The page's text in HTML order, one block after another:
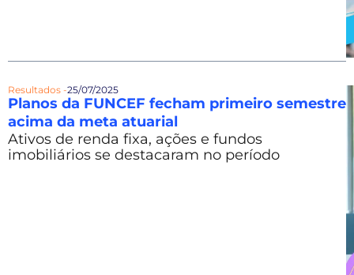
Resultados -25/07/2025
Planos da FUNCEF fecham primeiro semestre
acima da meta atuarial
Ativos de renda fixa, ações e fundos
imobiliários se destacaram no período